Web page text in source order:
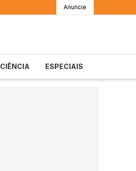
Anuncie
CIÊNCIA ESPECIAIS